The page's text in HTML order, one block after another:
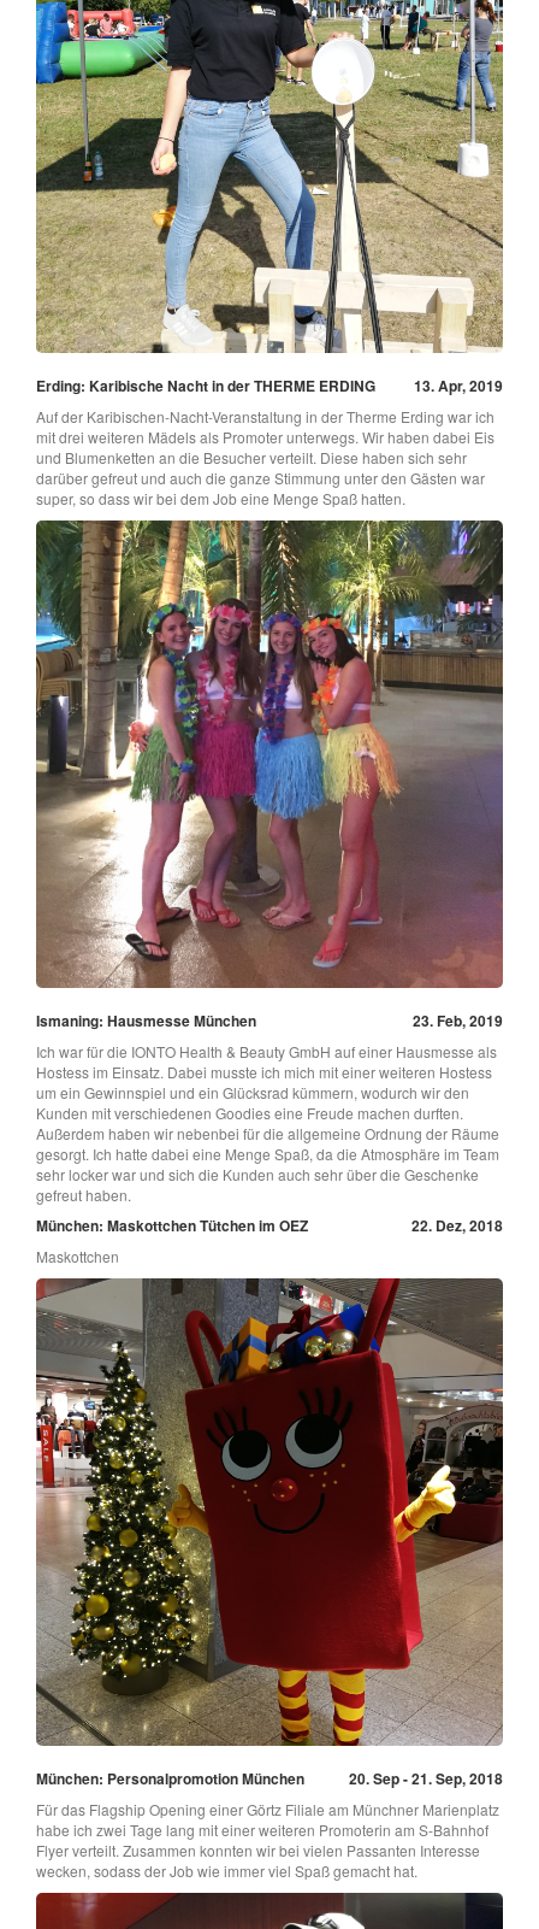
Erding: Karibische Nacht in der THERME ERDING 13. Apr, 2019
Auf der Karibischen-Nacht-Veranstaltung in der Therme Erding war ich
mit drei weiteren Mädels als Promoter unterwegs. Wir haben dabei Eis
und Blumenketten an die Besucher verteilt. Diese haben sich sehr
darüber gefreut und auch die ganze Stimmung unter den Gästen war
super, so dass wir bei dem Job eine Menge Spaß hatten.
Ismaning: Hausmesse München 23. Feb, 2019
Ich war für die IONTO Health & Beauty GmbH auf einer Hausmesse als
Hostess im Einsatz. Dabei musste ich mich mit einer weiteren Hostess
um ein Gewinnspiel und ein Glücksrad kümmern, wodurch wir den
Kunden mit verschiedenen Goodies eine Freude machen durften.
Außerdem haben wir nebenbei für die allgemeine Ordnung der Räume
gesorgt. Ich hatte dabei eine Menge Spaß, da die Atmosphäre im Team
sehr locker war und sich die Kunden auch sehr über die Geschenke
gefreut haben.
München: Maskottchen Tütchen im OEZ 22. Dez, 2018
Maskottchen
München: Personalpromotion München 20. Sep - 21. Sep, 2018
Für das Flagship Opening einer Görtz Filiale am Münchner Marienplatz
habe ich zwei Tage lang mit einer weiteren Promoterin am S-Bahnhof
Flyer verteilt. Zusammen konnten wir bei vielen Passanten Interesse
wecken, sodass der Job wie immer viel Spaß gemacht hat.